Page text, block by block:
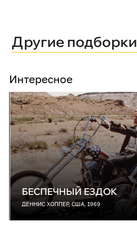
Другие подборки
Интересное
БЕСПЕЧНЫЙ ЕЗДОК
ДЕННИС ХОППЕР, США, 1969